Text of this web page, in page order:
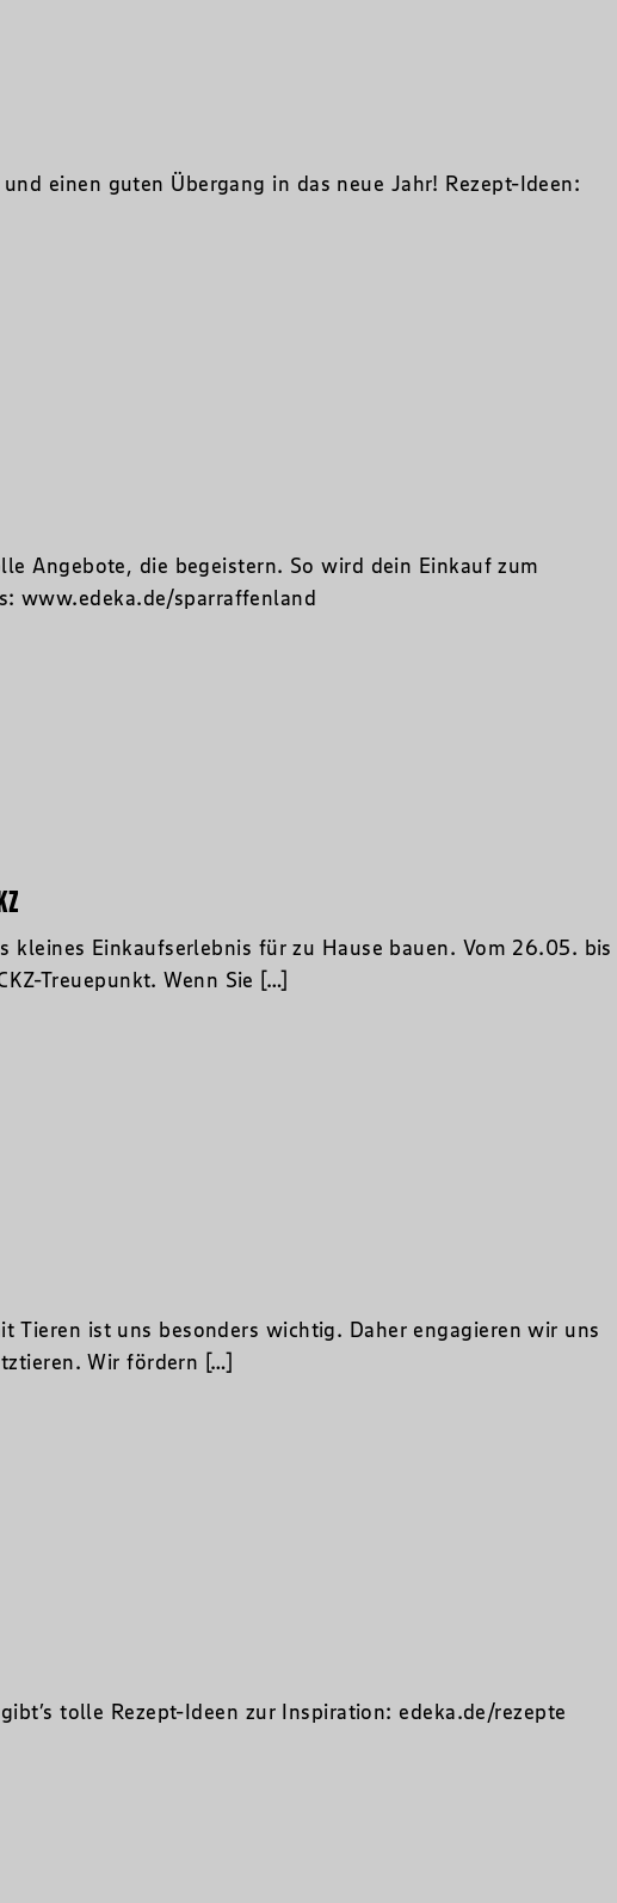
einen guten Übergang in das neue Jahr! Rezept-Ideen:
Angebote, die begeistern. So wird dein Einkauf zum
www.edeka.de/sparraffenland
kleines Einkaufserlebnis für zu Hause bauen. Vom 26.05. bis
Treuepunkt. Wenn Sie […]
Tieren ist uns besonders wichtig. Daher engagieren wir uns
Wir fördern […]
tolle Rezept-Ideen zur Inspiration: edeka.de/rezepte